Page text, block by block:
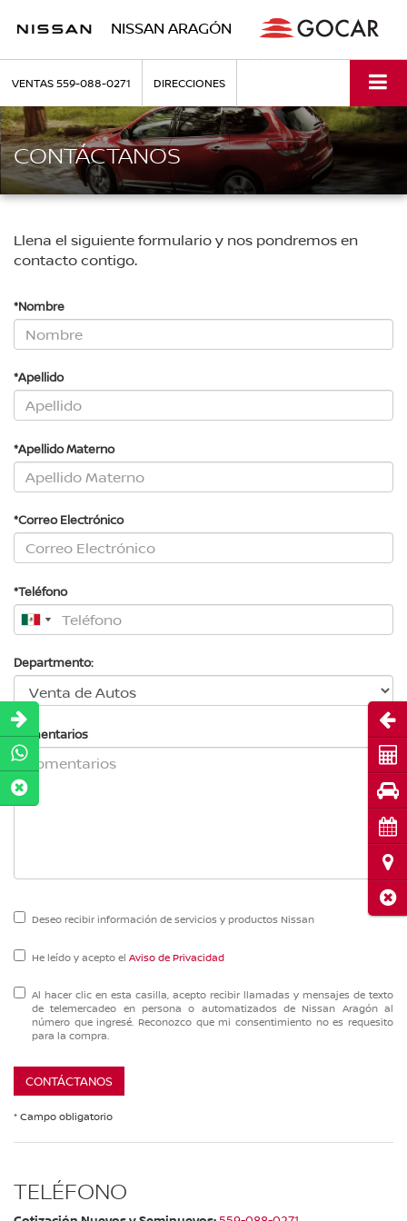
NISSAN ARAGÓN
VENTAS559-088-0271 DIRECCIONES
CONTÁCTANOS
Llena el siguiente formulario y nos pondremos en
contacto contigo.
*Nombre
*Apellido
*Apellido Materno
*Correo Electrónico
*Teléfono
Departmento:
Comentarios
Deseo recibir información de servicios y productos Nissan
He leído y acepto el Aviso de Privacidad
Al hacer clic en esta casilla, acepto recibir llamadas y mensajes de texto
de telemercadeo en persona o automatizados de Nissan Aragón al
número que ingresé. Reconozco que mi consentimiento no es requesito
para la compra.
CONTÁCTANOS
* Campo obligatorio
TELÉFONO